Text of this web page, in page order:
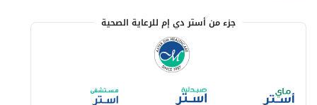
جزء من أستر دي إم للرعاية الصحية